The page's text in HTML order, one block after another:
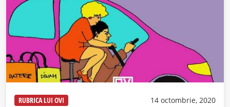
RUBRICA LUI OVI 14 octombrie, 2020